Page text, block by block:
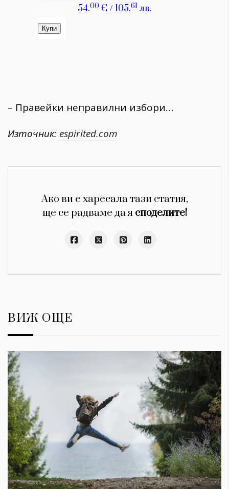
– Правейки неправилни избори…
Източник: espirited.com
Ако ви е харесала тази статия,
ще се радваме да я споделите!
ВИЖ ОЩЕ